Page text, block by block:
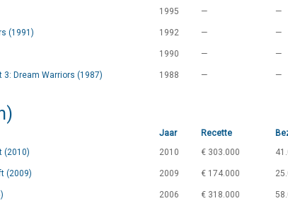
1995 — —
(1991) 1992 — —
1990 — —
3: Dream Warriors (1987) 1988 — —
Jaar Recette
(2010)
2010 € 303.000
(2009) 2009 € 174.000
2006 € 318.000